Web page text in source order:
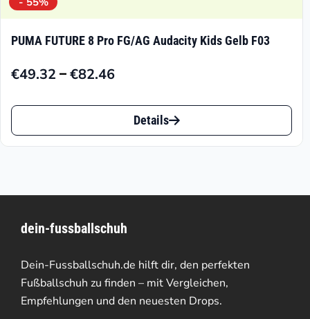
PUMA FUTURE 8 Pro FG/AG Audacity Kids Gelb F03
€49.32 –€82.46
Preisspanne:
€82.46
Dieses
Produkt
auf.
Die
Optionen
können
Details
dein-fussballschuh
Dein-Fussballschuh.de hilft dir, den perfekten
Fußballschuh zu finden – mit Vergleichen,
Empfehlungen und den neuesten Drops.